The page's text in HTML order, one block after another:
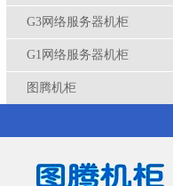
G3网络服务器机柜
G1网络服务器机柜
图腾机柜